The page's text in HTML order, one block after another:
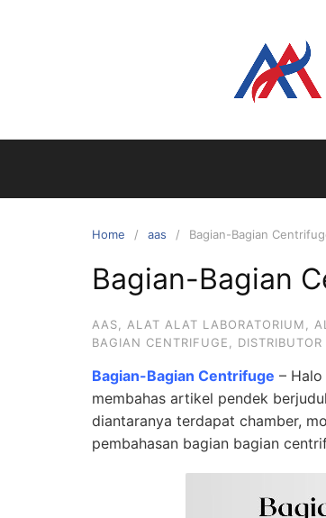
Home aas Bagian-Bagian
Bagian-Bagian
AAS ALAT ALAT LABORATORIUM
BAGIAN CENTRIFUGE
Bagian-Bagian Centrifuge –
membahas artikel pendek berjudul
diantaranya terdapat chamber,
pembahasan bagian bagian